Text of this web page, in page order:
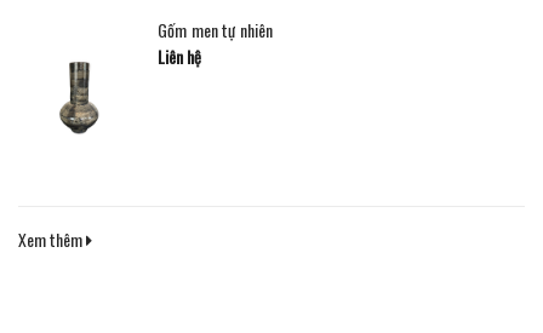
Gốm men tự nhiên
Liên hệ
Xem thêm